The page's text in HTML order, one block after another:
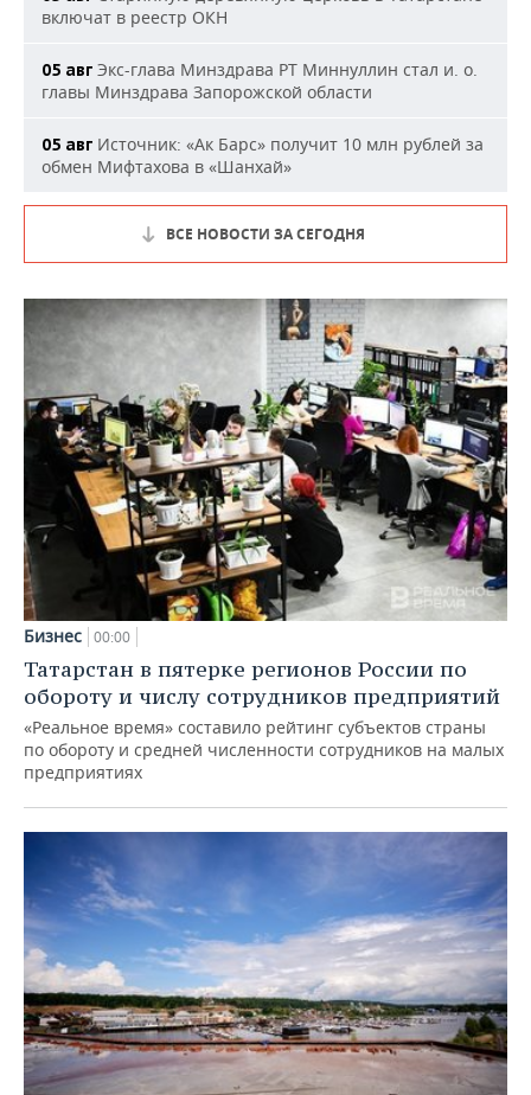
включат в реестр ОКН
05 авг Экс-глава Минздрава РТ Миннуллин стал и. о.
главы Минздрава Запорожской области
05 авг Источник: «Ак Барс» получит 10 млн рублей за
обмен Мифтахова в «Шанхай»
ВСЕ НОВОСТИ ЗА СЕГОДНЯ
Бизнес 00:00
Татарстан в пятерке регионов России по
обороту и числу сотрудников предприятий
«Реальное время» составило рейтинг субъектов страны
по обороту и средней численности сотрудников на малых
предприятиях